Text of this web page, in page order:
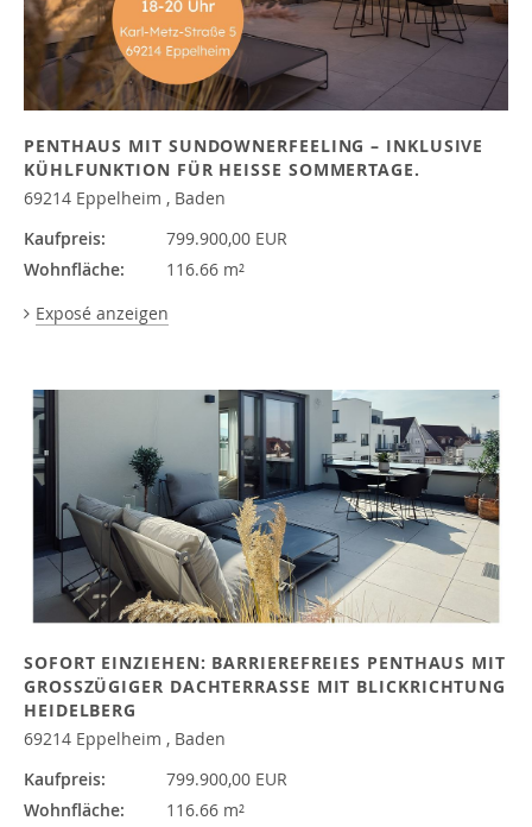
PENTHAUS MIT SUNDOWNERFEELING – INKLUSIVE
KÜHLFUNKTION FÜR HEISSE SOMMERTAGE.
69214 Eppelheim , Baden
Kaufpreis:
799.900,00 EUR
Wohnfläche:
116.66 m²
Exposé anzeigen
SOFORT EINZIEHEN: BARRIEREFREIES PENTHAUS MIT
GROSSZÜGIGER DACHTERRASSE MIT BLICKRICHTUNG H
EIDELBERG
69214 Eppelheim , Baden
Kaufpreis:
799.900,00 EUR
Wohnfläche:
116.66 m²